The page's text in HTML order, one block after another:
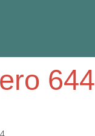
percheros de pie
644